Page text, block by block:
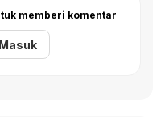
memberi komentar
Masuk